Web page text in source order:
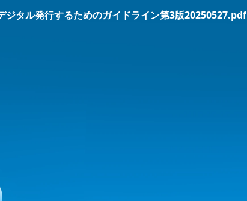
ジタル発行するためのガイドライン第3版20250527.pdf